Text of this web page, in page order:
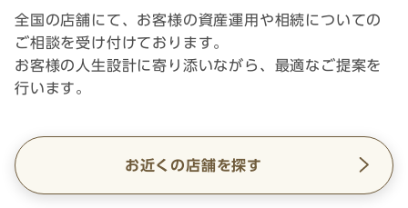
全国の店舗にて、お客様の資産運用や相続についての
ご相談を受け付けております。
お客様の人生設計に寄り添いながら、最適なご提案を
行います。
お近くの店舗を探す